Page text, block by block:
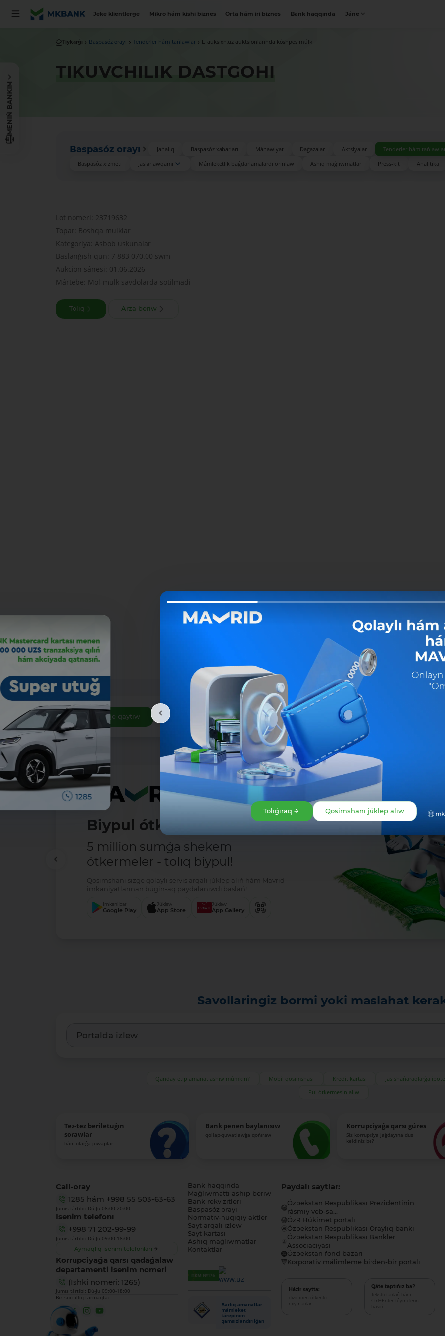
Jeke klientlerge Mikro hám kishi biznes Orta hám iri biznes Bank haqqında Jáne
MENIŃ BANKIM
Tiykarǵı Baspasóz orayı Tenderler hám tańlawlar E-auksion.uz auktsionlarında kóshpes múlk
TIKUVCHILIK DASTGOHI
Baspasóz orayı Jańalıq Baspasóz xabarları Mánawiyat Daǵazalar Aktsiyalar Tenderler hám tańlawlar
Baspasóz xızmeti
Jaslar awqamı Mámleketlik baǵdarlamalardı orınlaw Ashıq maǵlıwmatlar Press-kit Analitika
Lot nomeri: 23719632
Topar: Boshqa mulklar
Kategoriya: Asbob uskunalar
Baslanǵısh qun: 7 883 070.00 swm
Aukcion sánesi: 01.06.2026
Mártebe: Mol-mulk savdolarda sotilmadi
Tolıq Arza beriw
Dizimge qaytıw
Biypul ótkermeler
5 million sumǵa shekem
ótkermeler - tolıq biypul!
Qosımshanı sizge qolaylı servis arqalı júklep alıń hám Mavrid
imkaniyatlarınan búgin-aq paydalanıwdı baslań!:
Imkani bar
Google Play
Júklew
App Store
Júklew
App Gallery
Savollaringiz bormi yoki maslahat
Qanday etip amanat ashıw múmkin? Mobil qosımshası Kredit kartası Jas shańaraqlarǵa
Pul ótkermesin alıw
Tez-tez beriletuǵın
sorawlar
hám olarǵa juwaplar
Bank penen baylanısıw
qollap-quwatlawǵa qońıraw
Korrupciyaǵa qarsı gúres
Siz korrupciya jaǵdayına dus
keldiniz be?
Call-oray
1285 hám +998 55 503-63-63
Jumıs tártibi: Dú-Ju 08:00-20:00
Isenim telefonı
+998 71 202-99-99
Jumıs tártibi: Dú-Ju 09:00-18:00
Aymaqlıq isenim telefonları
Korrupciyaǵa qarsı qadaǵalaw
departamenti isenim nomeri
(Ishki nomeri: 1265)
Jumıs tártibi: Dú-Ju 09:00-18:00
Biz sociallıq tarmaqta:
Bank haqqında
Maǵlıwmattı ashıp beriw
Bank rekvizitleri
Baspasóz orayı
Normativ-huqıqıy aktler
Sayt arqalı izlew
Sayt kartası
Ashıq maǵlıwmatlar
Kontaktlar
Barlıq amanatlar
mámleket
tárepinen
qamsızlandırılǵan
Paydalı saytlar:
Ózbekstan Respublikası Prezidentinin
rásmiy veb-sa...
ÓzR Húkimet portalı
Ózbekstan Respublikası Oraylıq banki
Ózbekstan Respublikası Bankler
Associaciyası
Ózbekstan fond bazarı
Korporativ málimleme birden-bir portalı
Házir saytta:
dizimnen ótkenler - ...,
miymanlar - ...
Qáte taptıńız ba?
Tekstti tanlań hám
Ctrl+Enter túymelerin
basıń.
Tolıǵıraq Qosimshanı júklep alıw